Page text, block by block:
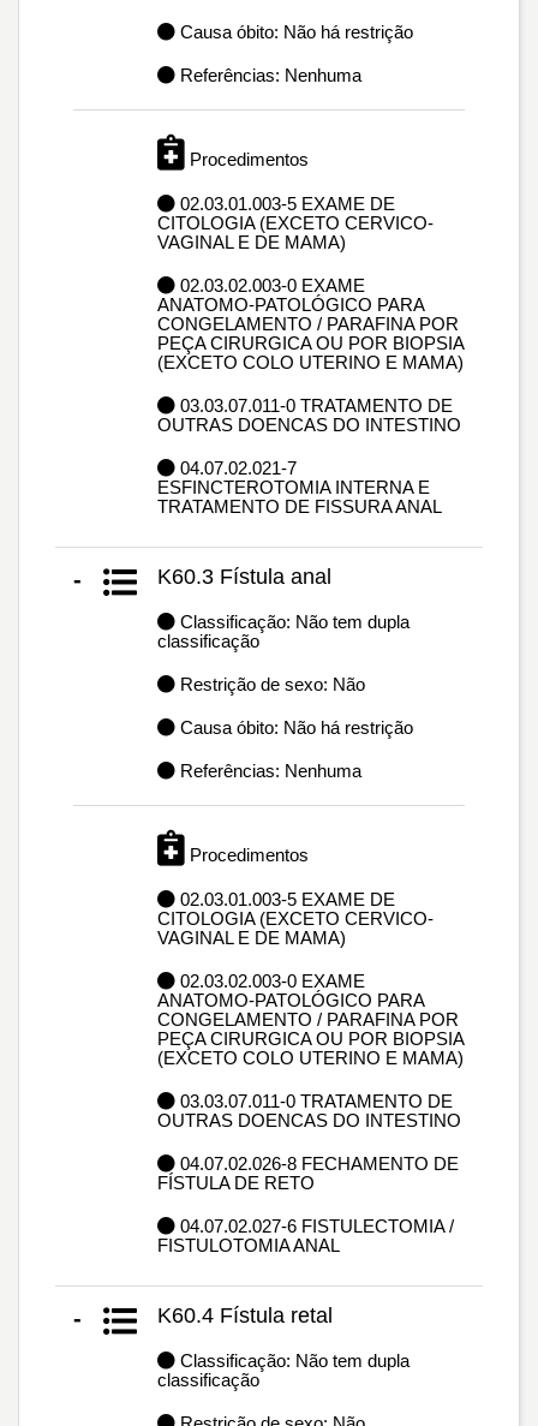
Causa óbito: Não há restrição
Referências: Nenhuma
Procedimentos
02.03.01.003-5 EXAME DE
CITOLOGIA (EXCETO CERVICO-
VAGINAL E DE MAMA)
02.03.02.003-0 EXAME
ANATOMO-PATOLÓGICO PARA
CONGELAMENTO / PARAFINA POR
PEÇA CIRURGICA OU POR BIOPSIA
(EXCETO COLO UTERINO E MAMA)
03.03.07.011-0 TRATAMENTO DE
OUTRAS DOENCAS DO INTESTINO
04.07.02.021-7
ESFINCTEROTOMIA INTERNA E
TRATAMENTO DE FISSURA ANAL
- K60.3 Fístula anal
Classificação: Não tem dupla
classificação
Restrição de sexo: Não
Causa óbito: Não há restrição
Referências: Nenhuma
Procedimentos
02.03.01.003-5 EXAME DE
CITOLOGIA (EXCETO CERVICO-
VAGINAL E DE MAMA)
02.03.02.003-0 EXAME
ANATOMO-PATOLÓGICO PARA
CONGELAMENTO / PARAFINA POR
PEÇA CIRURGICA OU POR BIOPSIA
(EXCETO COLO UTERINO E MAMA)
03.03.07.011-0 TRATAMENTO DE
OUTRAS DOENCAS DO INTESTINO
04.07.02.026-8 FECHAMENTO DE
FÍSTULA DE RETO
04.07.02.027-6 FISTULECTOMIA /
FISTULOTOMIA ANAL
- K60.4 Fístula retal
Classificação: Não tem dupla
classificação